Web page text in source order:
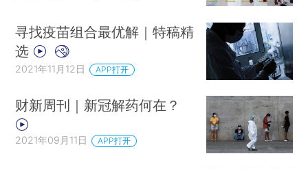
寻找疫苗组合最优解｜特稿精
选
2021年11月12日 APP打开
财新周刊｜新冠解药何在？
2021年09月11日 APP打开